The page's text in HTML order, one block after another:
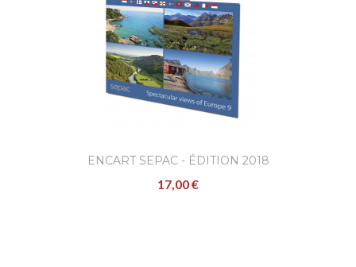
ENCART SEPAC - ÉDITION 2018
17,00 €